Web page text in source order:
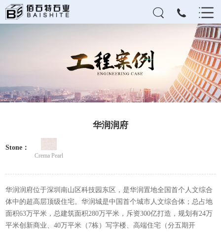
华润润府
Stone：
Crema Pearl
华润润府位于深圳南山区科技园东区，是华润置地全国首个人文综合
体中的超高层顶级住宅。华润城是中国首个城市人文综合体；总占地
面积63万平米，总建筑面积280万平米，斥资300亿打造，规划有24万
平米创新商业、40万平米（7栋）写字楼、高端住宅（分五期开